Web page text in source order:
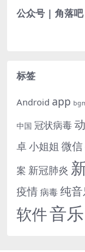
公众号 | 角落吧
标签
Android app
中国 冠状病毒
卓小姐姐 微信
案 新冠肺炎
疫情 病毒 纯
软件音乐